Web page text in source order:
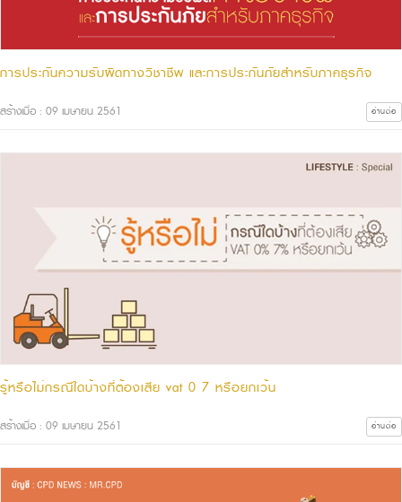
การประกันความรับผิดทางวิชาชีพ และการประกันภัยสำหรับภาคธุรกิจ
สร้างเมื่อ : 09 เมษายน 2561 อ่านต่อ
รู้หรือไม่กรณีใดบ้างที่ต้องเสีย vat 0 7 หรือยกเว้น
สร้างเมื่อ : 09 เมษายน 2561 อ่านต่อ